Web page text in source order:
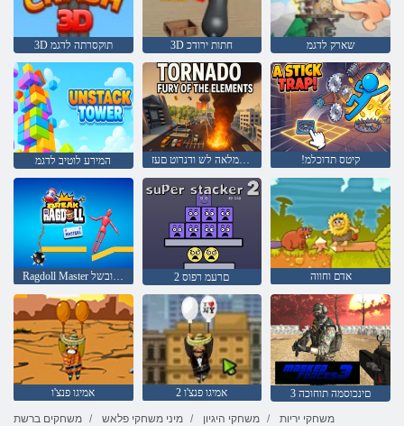
3D תוקסרתה לדגמ 3D חתות ירודכ שארק לדגמ
המירע לוטיב לדגמ םיטנמלאה לש ודנרוט םעז !קיטס תדוכלמ
Ragdoll Master תא רובשל 2 םרעמ רפוס אדם וחווה
אמיגו פנצ'ו אמיגו פנצ'ו 2
3 םינכוסמה תוחוכה
משחקים ברשת
מיני משחקי פלאש משחקי היגיון
משחקי יריות